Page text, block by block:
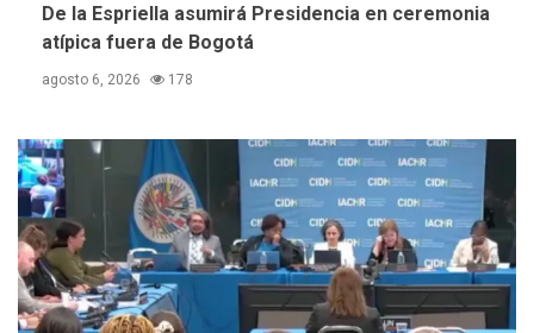
De la Espriella asumirá Presidencia en ceremonia
atípica fuera de Bogotá
agosto 6, 2026 178